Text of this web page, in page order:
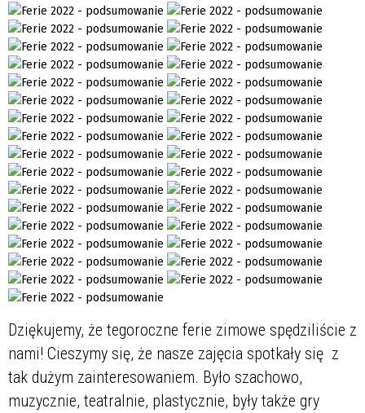
Dziękujemy, że tegoroczne ferie zimowe spędziliście z
nami! Cieszymy się, że nasze zajęcia spotkały się z
tak dużym zainteresowaniem. Było szachowo,
muzycznie, teatralnie, plastycznie, były także gry